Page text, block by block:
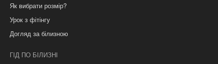
Як вибрати розмір?
Урок з фітінгу
Догляд за білизною
ГІД ПО БІЛИЗНІ